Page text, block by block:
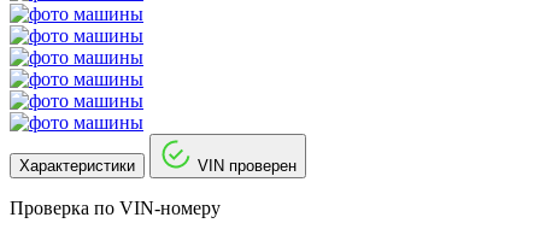
Характеристики VIN проверен
Проверка по VIN-номеру